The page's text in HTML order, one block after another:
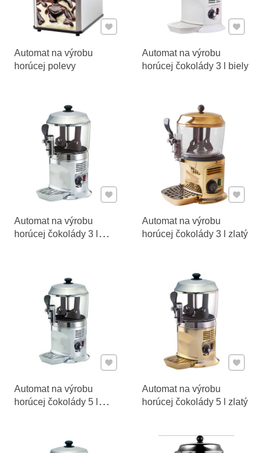
Automat na výrobu
horúcej polevy
Pridať k Obľúbeným
Automat na výrobu
horúcej čokolády 3 l biely
Pridať
Automat na výrobu
horúcej čokolády 3 l
Pridať k Obľúbeným
Automat na výrobu
horúcej čokolády 3 l zlatý
Pridať
Automat na výrobu
horúcej čokolády 5 l
Pridať k Obľúbeným
Automat na výrobu
horúcej čokolády 5 l zlatý
Pridať